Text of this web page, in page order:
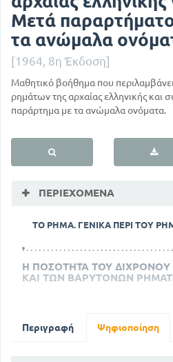
Μετά
τα ανώμαλα
[1964, 8η Έκδοση]
Μαθητικό βοήθημα που
ρημάτων της αρχαίας ελληνικής και
παράρτημα με τα ανώμαλα ονόματα.
ΠΕΡΙΕΧΌΜΕΝΑ
ΤΟ ΡΗΜΑ. ΓΕΝΙΚΑ ΠΕΡΙ ΤΟΥ
Η ΠΟΣΟΤΗΤΑ ΤΟΥ
ΚΑΙ ΤΩΝ ΒΑΡΥΤΟΝΩΝ
ΚΑΙ ΤΩΝ ΒΑΡΥΤΟΝΩΝ
Περιγραφή Ψηφιοποίηση